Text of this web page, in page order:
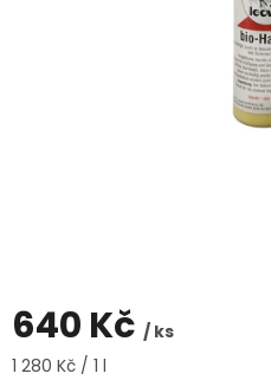
640 Kč / ks
Měrná
1 280 Kč / 1 l